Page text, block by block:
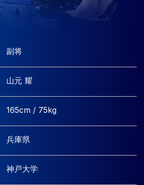
副将
山元 耀
165cm / 75kg
兵庫県
神戸大学